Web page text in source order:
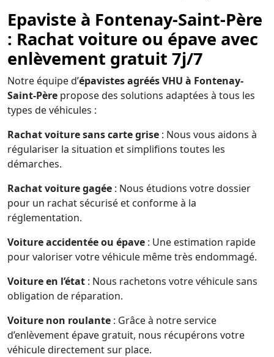
Epaviste à Fontenay-Saint-Père
: Rachat voiture ou épave avec
enlèvement gratuit 7j/7
Notre équipe d’épavistes agréés VHU à Fontenay-
Saint-Père propose des solutions adaptées à tous les
types de véhicules :
Rachat voiture sans carte grise : Nous vous aidons à
régulariser la situation et simplifions toutes les
démarches.
Rachat voiture gagée : Nous étudions votre dossier
pour un rachat sécurisé et conforme à la
réglementation.
Voiture accidentée ou épave : Une estimation rapide
pour valoriser votre véhicule même très endommagé.
Voiture en l’état : Nous rachetons votre véhicule sans
obligation de réparation.
Voiture non roulante : Grâce à notre service
d’enlèvement épave gratuit, nous récupérons votre
véhicule directement sur place.